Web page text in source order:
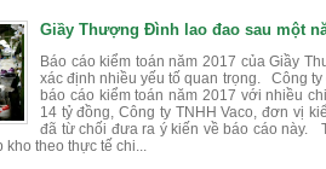
Giầy Thượng Đình lao đao sau một
Báo cáo kiểm toán năm 2017 của Giầy
xác định nhiều yếu tố quan trọng. Công
báo cáo kiểm toán năm 2017 với nhiều
14 tỷ đồng, Công ty TNHH Vaco, đơn vị
đã từ chối đưa ra ý kiến về báo cáo này.
kho theo thực tế chi...